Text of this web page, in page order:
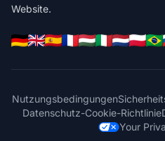
Website.
Nutzungsbedingungen
Datenschutz-Cookie-Richtlinie
Your